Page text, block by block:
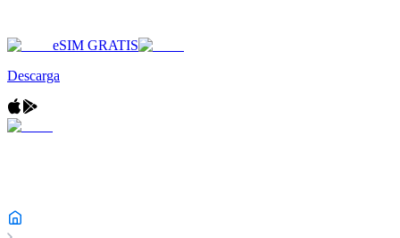
eSIM GRATIS
Descarga